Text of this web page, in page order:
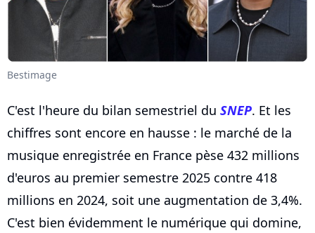
Bestimage
C'est l'heure du bilan semestriel du SNEP. Et les
chiffres sont encore en hausse : le marché de la
musique enregistrée en France pèse 432 millions
d'euros au premier semestre 2025 contre 418
millions en 2024, soit une augmentation de 3,4%.
C'est bien évidemment le numérique qui domine,